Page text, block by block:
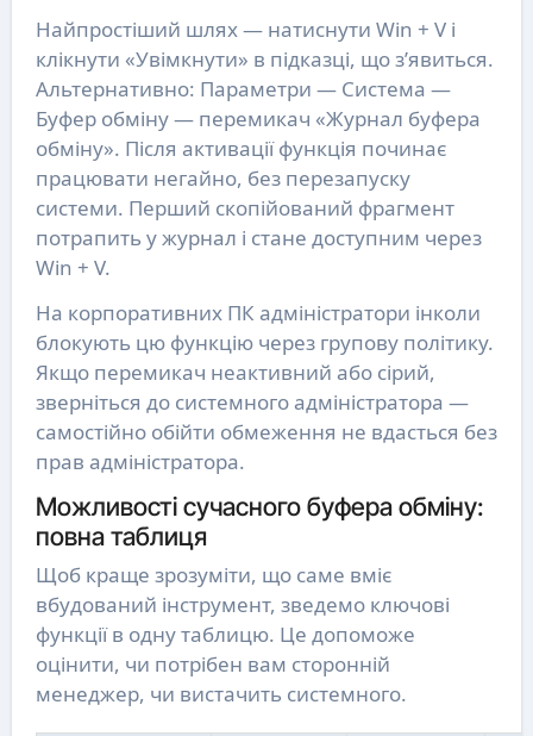
Найпростіший шлях — натиснути Win + V і
клікнути «Увімкнути» в підказці, що з’явиться.
Альтернативно: Параметри — Система —
Буфер обміну — перемикач «Журнал буфера
обміну». Після активації функція починає
працювати негайно, без перезапуску
системи. Перший скопійований фрагмент
потрапить у журнал і стане доступним через
Win + V.
На корпоративних ПК адміністратори інколи
блокують цю функцію через групову політику.
Якщо перемикач неактивний або сірий,
зверніться до системного адміністратора —
самостійно обійти обмеження не вдасться без
прав адміністратора.
Можливості сучасного буфера обміну:
повна таблиця
Щоб краще зрозуміти, що саме вміє
вбудований інструмент, зведемо ключові
функції в одну таблицю. Це допоможе
оцінити, чи потрібен вам сторонній
менеджер, чи вистачить системного.